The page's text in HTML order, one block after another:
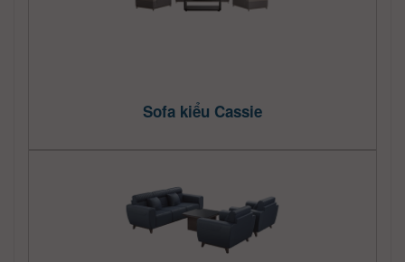
Sofa kiểu Cassie